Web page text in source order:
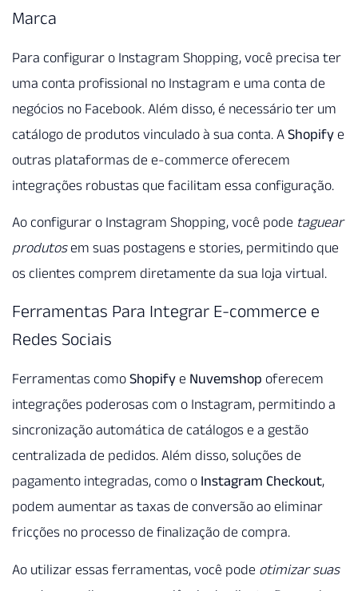
Marca
Para configurar o Instagram Shopping, você precisa ter
uma conta profissional no Instagram e uma conta de
negócios no Facebook. Além disso, é necessário ter um
catálogo de produtos vinculado à sua conta. A Shopify e
outras plataformas de e-commerce oferecem
integrações robustas que facilitam essa configuração.
Ao configurar o Instagram Shopping, você pode taguear
produtosem suas postagens e stories, permitindo que
os clientes comprem diretamente da sua loja virtual.
Ferramentas Para Integrar E-commerce e
Redes Sociais
Ferramentas como Shopify e Nuvemshop oferecem
integrações poderosas com o Instagram, permitindo a
sincronização automática de catálogos e a gestão
centralizada de pedidos. Além disso, soluções de
pagamento integradas, como o Instagram Checkout,
podem aumentar as taxas de conversão ao eliminar
fricções no processo de finalização de compra.
Ao utilizar essas ferramentas, você pode otimizar suas